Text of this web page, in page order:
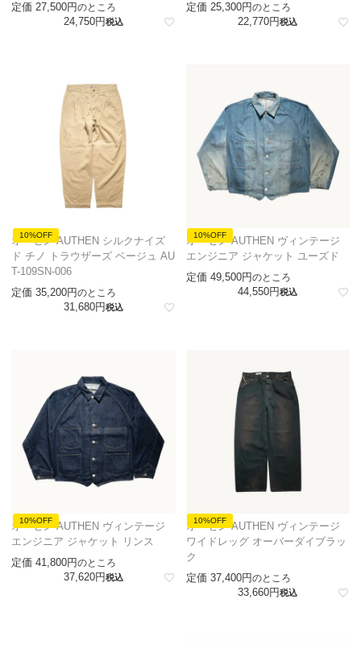
定価 27,500 のところ
24,750 税込
定価 25,300 のところ
22,770 税込
10%OFF
オーセン AUTHEN シルクナイズ
ド チノ トラウザーズ ベージュ AU
T-109SN-006
定価 35,200 のところ
31,680 税込
10%OFF
オーセン AUTHEN ヴィンテージ
エンジニア ジャケット ユーズド
定価 49,500 のところ
44,550 税込
10%OFF
オーセン AUTHEN ヴィンテージ
エンジニア ジャケット リンス
定価 41,800 のところ
37,620 税込
10%OFF
オーセン AUTHEN ヴィンテージ
ワイドレッグ オーバーダイブラッ
ク
定価 37,400 のところ
33,660 税込